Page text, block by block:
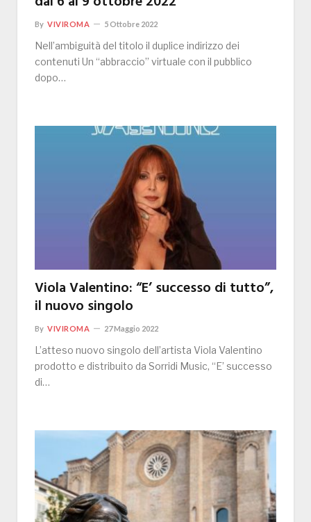
By VIVIROMA 5 Ottobre 2022
Nell’ambiguità del titolo il duplice indirizzo dei
contenuti Un “abbraccio” virtuale con il pubblico
dopo…
Viola Valentino: “E’ successo di tutto”,
il nuovo singolo
By VIVIROMA 27 Maggio 2022
L’atteso nuovo singolo dell’artista Viola Valentino
prodotto e distribuito da Sorridi Music, “E’ successo
di…